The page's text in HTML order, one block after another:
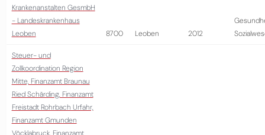
Krankenanstalten GesmbH
- Landeskrankenhaus
Leoben
8700 Leoben 2012
Steuer- und
Zollkoordination Region
Mitte, Finanzamt Braunau
Ried Schärding, Finanzamt
Freistadt Rohrbach Urfahr,
Finanzamt Gmunden